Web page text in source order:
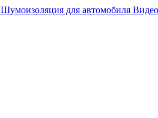
Шумоизоляция для автомобиля